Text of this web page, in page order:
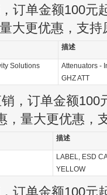
订单金额100元
大更优惠，支持
描述
Solutions
Attenuators -
GHZ ATT
，订单金额100
，量大更优惠，
描述
LABEL, ESD
YELLOW
订单金额100元